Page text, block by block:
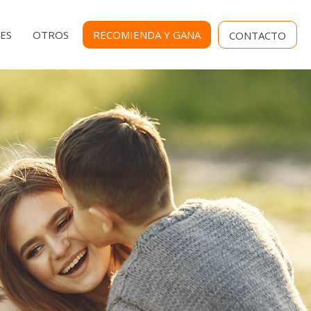
OTROS
MENU
SECUNDARIO
RECOMIENDA Y GANA CONTACTO